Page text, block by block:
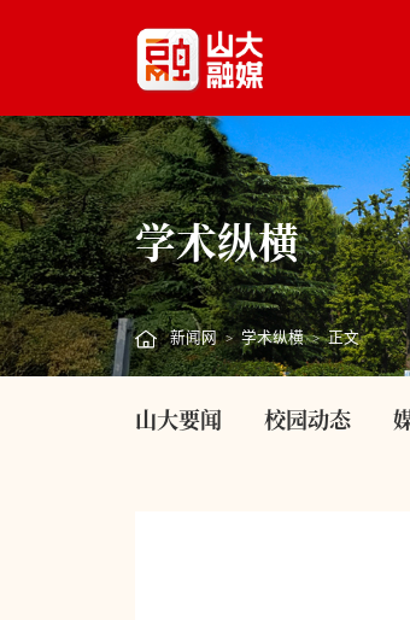
学术纵横
新闻网 > 学术纵横 > 正文
山大要闻 校园动态